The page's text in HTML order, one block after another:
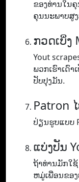
ຂອງ​ທ່ານ​ໃນ​
ຄຸນ​ນະ​ພາບ​ສູ
ກວດເບິ່ງ
Yout
ພວກເຮົາເດົ
ປັບປຸງມັນ.
Patron
ປ່ຽນຮູບແບບ
ແບ່ງປັນ
ຖ້າທ່ານມັກໃ
ຫມູ່ເພື່ອນຂອ